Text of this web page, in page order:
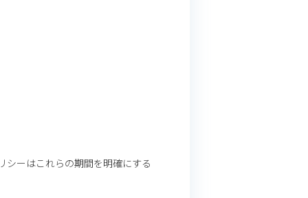
シーはこれらの期間を明確にする